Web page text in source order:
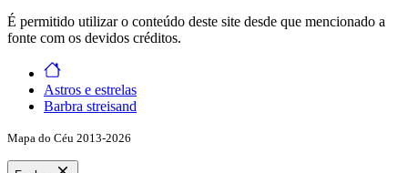
É permitido utilizar o conteúdo deste site desde que mencionado a
fonte com os devidos créditos.
Astros e estrelas
Barbra streisand
Mapa do Céu 2013-2026